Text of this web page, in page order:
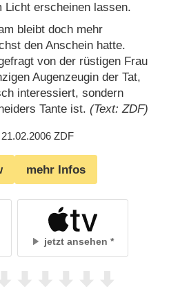
Licht erscheinen lassen.
bleibt doch mehr
den Anschein hatte.
von der rüstigen Frau
Augenzeugin der Tat,
interessiert, sondern
Tante ist. (Text: ZDF)
ZDF
mehr Infos
jetzt ansehen